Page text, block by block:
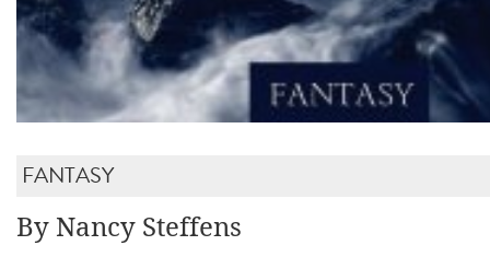
FANTASY
By Nancy Steffens